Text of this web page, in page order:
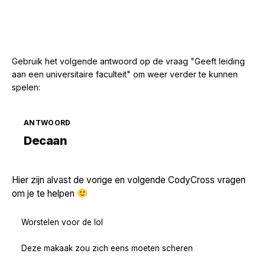
Gebruik het volgende antwoord op de vraag "Geeft leiding
aan een universitaire faculteit" om weer verder te kunnen
spelen:
ANTWOORD
Decaan
Hier zijn alvast de vorige en volgende CodyCross vragen
om je te helpen
Worstelen voor de lol
Deze makaak zou zich eens moeten scheren